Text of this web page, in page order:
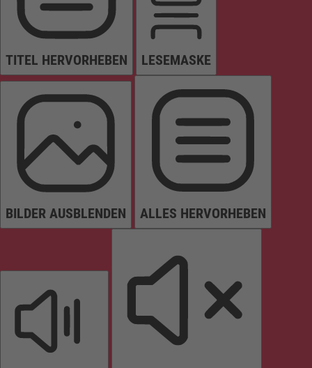
TITEL HERVORHEBEN LESEMASKE
BILDER AUSBLENDEN ALLES HERVORHEBEN